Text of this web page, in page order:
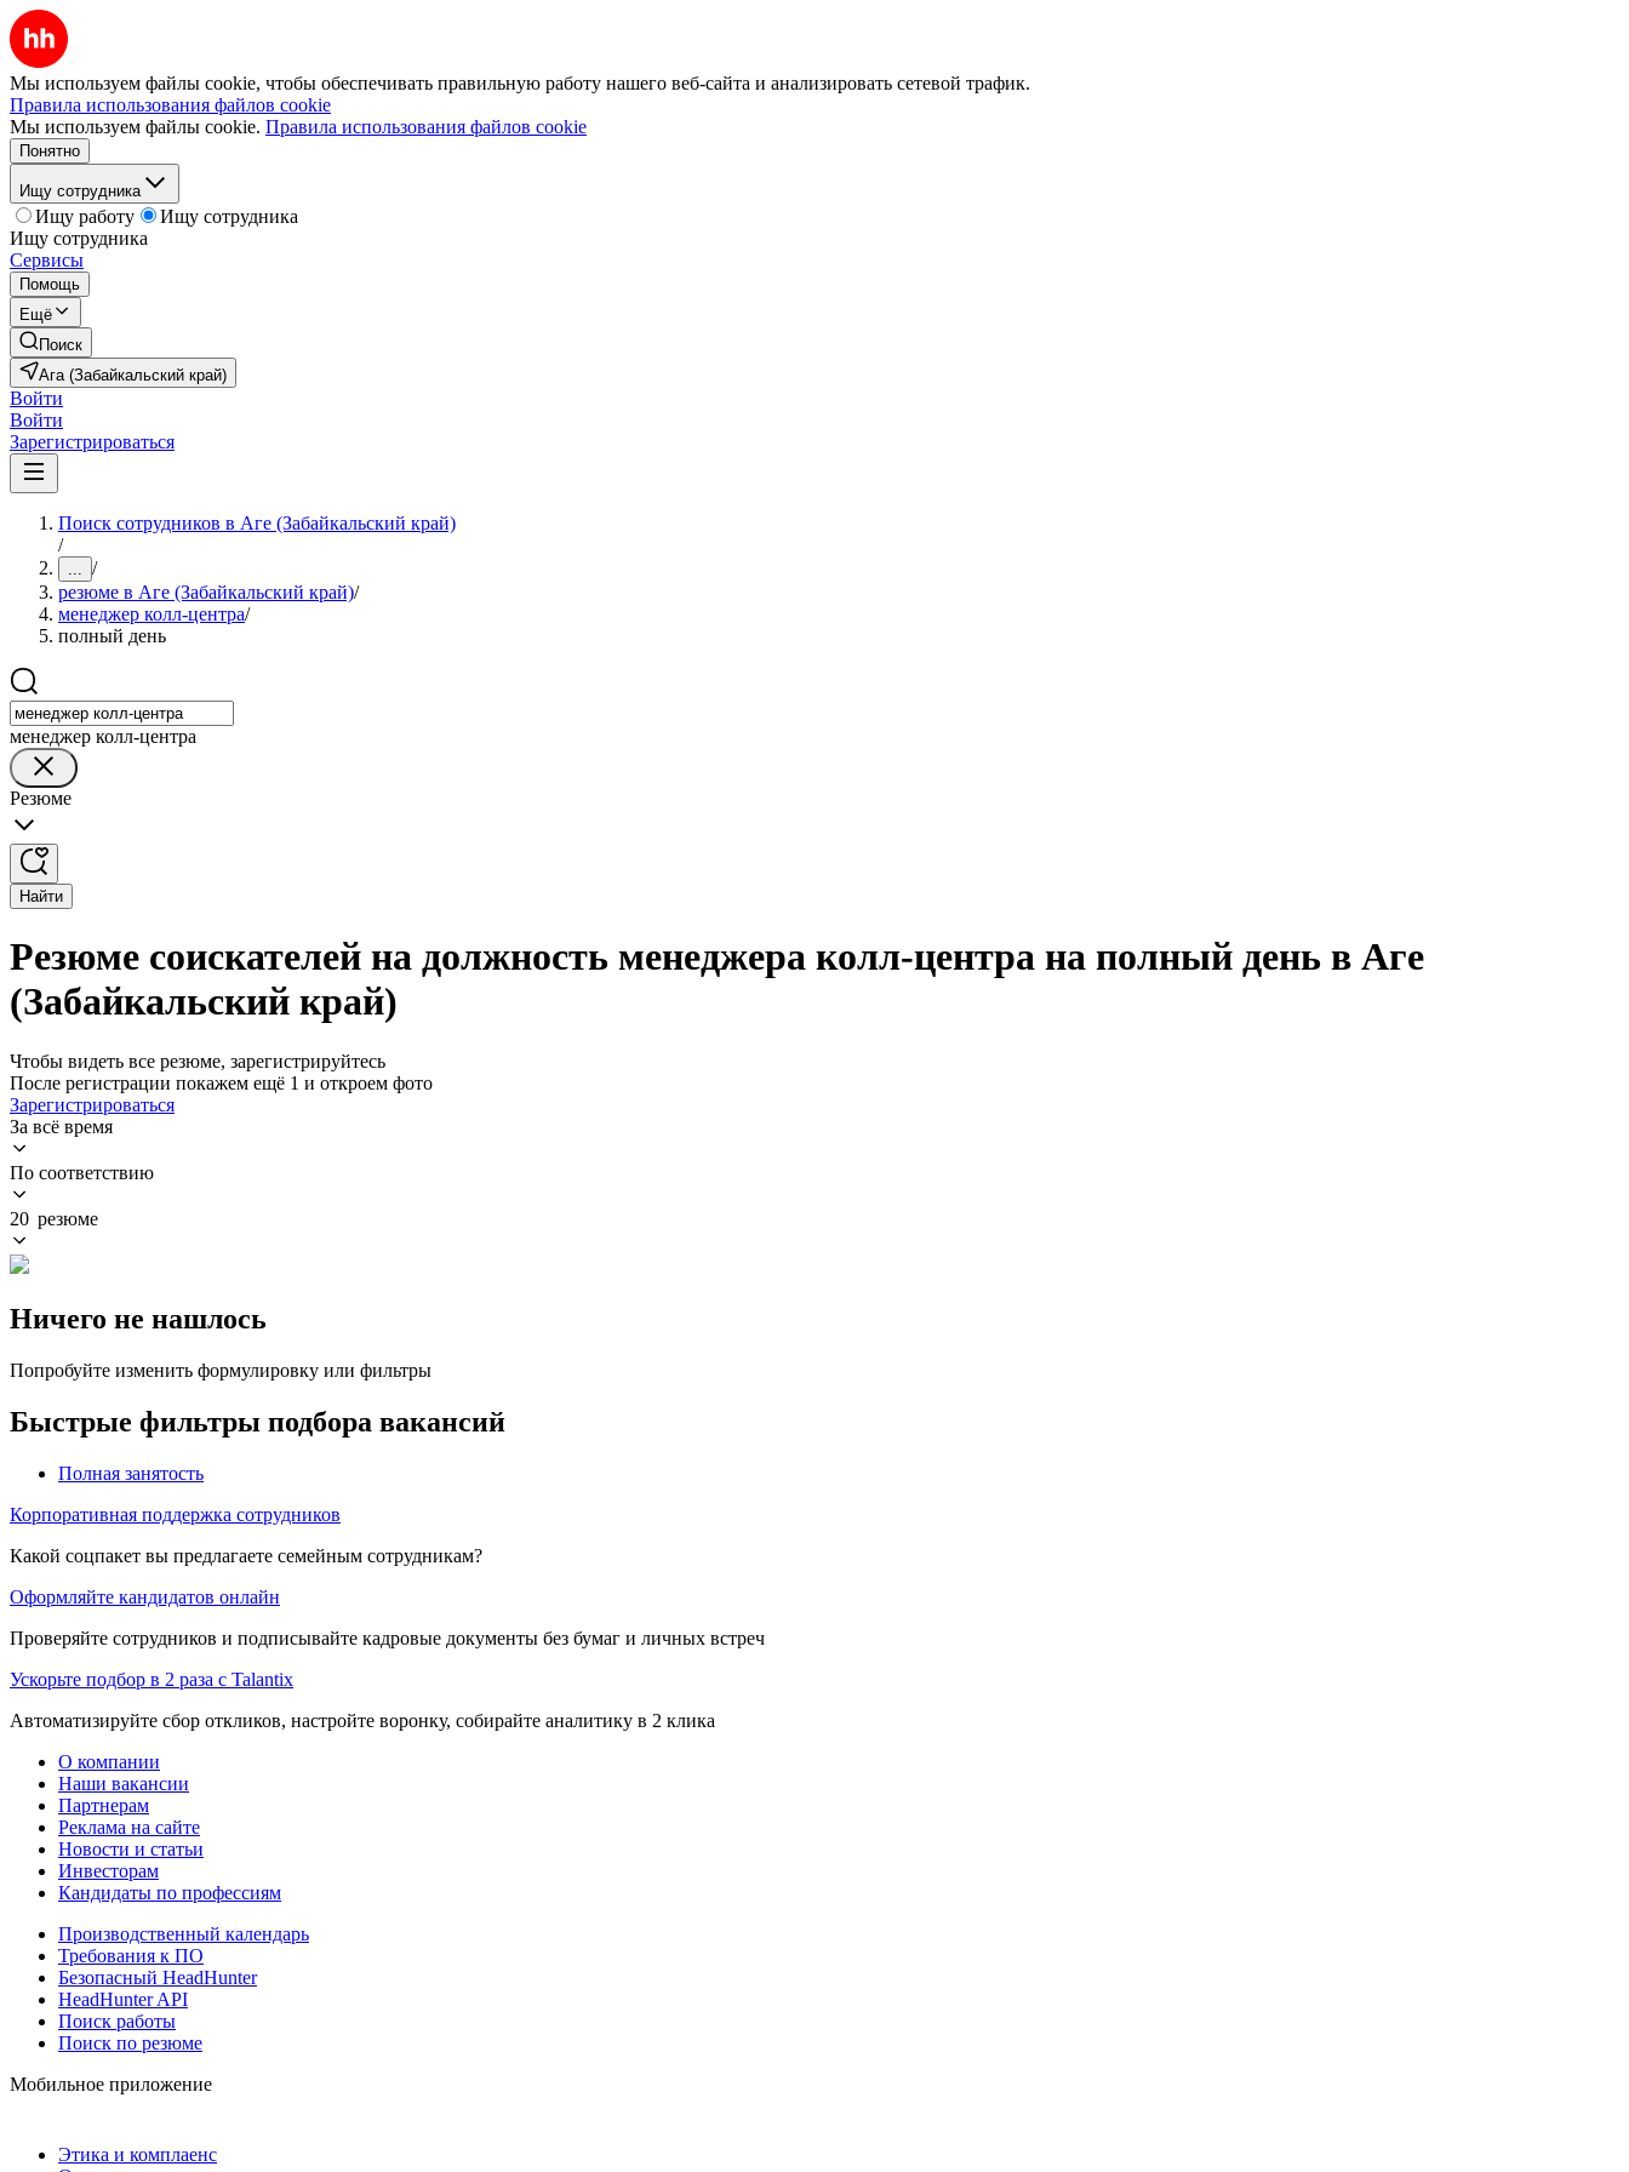
Мы используем файлы cookie, чтобы обеспечивать правильную работу нашего веб-сайта и анализировать сетевой трафик.
Правила использования файлов cookie
Мы используем файлы cookie. Правила использования файлов cookie
Понятно
Ищу сотрудника
Ищу работу
Ищу сотрудника
Ищу сотрудника
Сервисы
Помощь
Ещё
Поиск
Ага (Забайкальский край)
Войти
Войти
Зарегистрироваться
Поиск сотрудников в Аге (Забайкальский край)
/
... /
резюме в Аге (Забайкальский край)/
менеджер колл-центра/
полный день
менеджер колл-центра
Резюме
Найти
Резюме соискателей на должность менеджера колл-центра на полный день в Аге
(Забайкальский край)
Чтобы видеть все резюме, зарегистрируйтесь
После регистрации покажем ещё 1 и откроем фото
Зарегистрироваться
За всё время
По соответствию
20 резюме
Ничего не нашлось
Попробуйте изменить формулировку или фильтры
Быстрые фильтры подбора вакансий
Полная занятость
Корпоративная поддержка сотрудников
Какой соцпакет вы предлагаете семейным сотрудникам?
Оформляйте кандидатов онлайн
Проверяйте сотрудников и подписывайте кадровые документы без бумаг и личных встреч
Ускорьте подбор в 2 раза с Talantix
Автоматизируйте сбор откликов, настройте воронку, собирайте аналитику в 2 клика
О компании
Наши вакансии
Партнерам
Реклама на сайте
Новости и статьи
Инвесторам
Кандидаты по профессиям
Производственный календарь
Требования к ПО
Безопасный HeadHunter
HeadHunter API
Поиск работы
Поиск по резюме
Мобильное приложение
Этика и комплаенс